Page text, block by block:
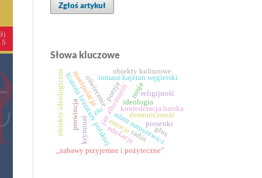
Zgłoś artykuł
Słowa kluczowe
oświecenie
historia literatury polskiejpoezja
„zabawy przyjemne i pożyteczne”
jan albertrandi
adam naruszewicz
tomasz kajetan węgierski
konfederacja barska
emocje
ideologia
obiekty ideologiczne obiekty kulturowe
zło demoniczność
kryminał
prowincja piosenki
radio
misjareligijność
głos
edukacja
manipulacja